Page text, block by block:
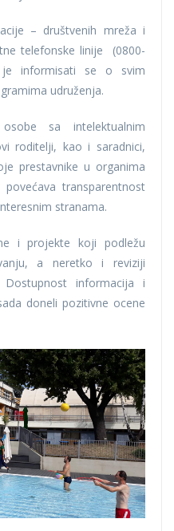
– društvenih mreža i
telefonske linije (0800-
informisati se o svim
udruženja.
sa intelektualnim
roditelji, kao i saradnici,
prestavnike u organima
transparentnost
stranama.
i projekte koji podležu
a neretko i reviziji
Dostupnost informacija i
doneli pozitivne ocene